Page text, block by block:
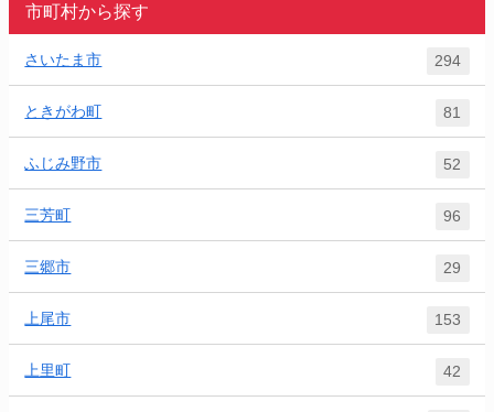
市町村から探す
さいたま市 294
ときがわ町 81
ふじみ野市 52
三芳町 96
三郷市 29
上尾市 153
上里町 42